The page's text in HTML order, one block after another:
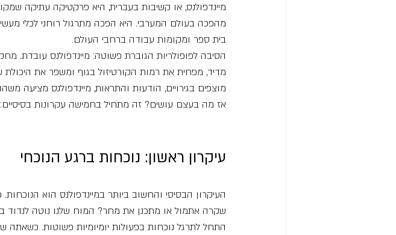
מיינדפולנס, או קשיבות בעברית, היא פרקטיקה עתיקה
מהפכה בעולם המערבי. היא הפכה מתרגול רוחני לכלי
בית ספר ומקומות עבודה ברחבי העולם.
הסיבה לפופולריות הגוברת פשוטה: מיינדפולנס עובדת.
מדיד, מפחית את רמות הקורטיזול בגוף ומשפר את היכולת
מוצפים בגירויים, הודעות והתראות, מיינדפולנס מציעה
אז מה בעצם עושים? זה מתחיל בחמישה עקרונות בסיסיים:
עיקרון ראשון: נוכחות ברגע הנוכחי
העיקרון הבסיסי והחשוב ביותר במיינדפולנס הוא
שקרה אתמול או מתכנן את מחר? המוח שלנו נוטה לנדוד
התחל לתרגל נוכחות בפעולות יומיומיות פשוטות.